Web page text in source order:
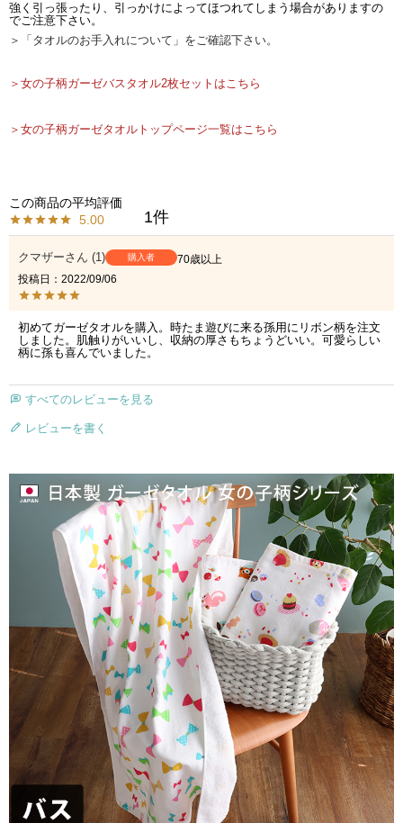
強く引っ張ったり、引っかけによってほつれてしまう場合がありますの
でご注意下さい。
＞「タオルのお手入れについて」をご確認下さい。
＞女の子柄ガーゼバスタオル2枚セットはこちら
＞女の子柄ガーゼタオルトップページ一覧はこちら
5.00 1
クマザー 1 購入者
70歳以上
投稿日
2022/09/06
初めてガーゼタオルを購入。時たま遊びに来る孫用にリボン柄を注文
しました。肌触りがいいし、収納の厚さもちょうどいい。可愛らしい
柄に孫も喜んでいました。
すべてのレビューを見る
レビューを書く